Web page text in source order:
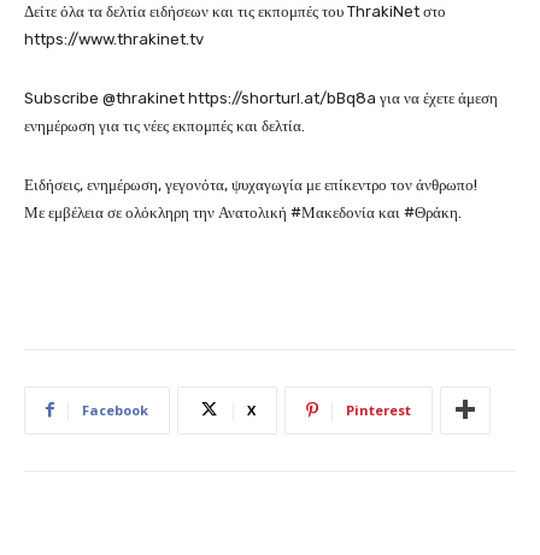
Δείτε όλα τα δελτία ειδήσεων και τις εκπομπές του ThrakiNet στο
https://www.thrakinet.tv
Subscribe @thrakinet https://shorturl.at/bBq8a για να έχετε άμεση
ενημέρωση για τις νέες εκπομπές και δελτία.
Ειδήσεις, ενημέρωση, γεγονότα, ψυχαγωγία με επίκεντρο τον άνθρωπο!
Με εμβέλεια σε ολόκληρη την Ανατολική #Μακεδονία και #Θράκη.
Facebook X Pinterest